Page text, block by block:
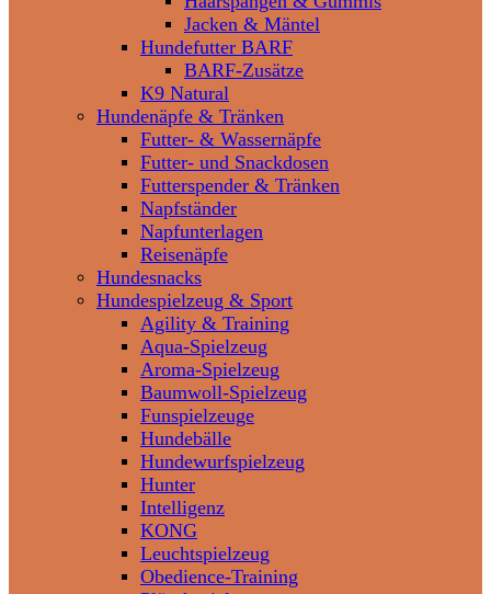
Jacken & Mäntel
Hundefutter BARF
BARF-Zusätze
K9 Natural
Hundenäpfe & Tränken
Futter- & Wassernäpfe
Futter- und Snackdosen
Futterspender & Tränken
Napfständer
Napfunterlagen
Reisenäpfe
Hundesnacks
Hundespielzeug & Sport
Agility & Training
Aqua-Spielzeug
Aroma-Spielzeug
Baumwoll-Spielzeug
Funspielzeuge
Hundebälle
Hundewurfspielzeug
Hunter
Intelligenz
KONG
Leuchtspielzeug
Obedience-Training